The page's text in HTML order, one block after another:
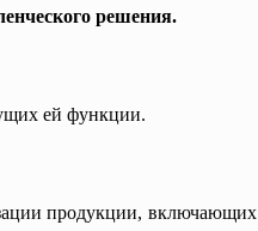
решения.
ей функции.
продукции, включающих